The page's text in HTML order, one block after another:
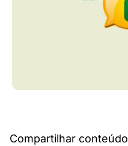
Compartilhar conteúdo